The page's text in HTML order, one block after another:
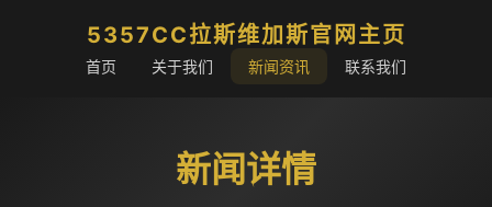
5357CC拉斯维加斯官网主页
首页 关于我们 新闻资讯 联系我们
新闻详情